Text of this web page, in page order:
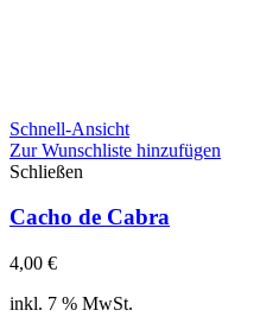
Schnell-Ansicht
Zur Wunschliste hinzufügen
Schließen
Cacho de Cabra
4,00 €
inkl. 7 % MwSt.